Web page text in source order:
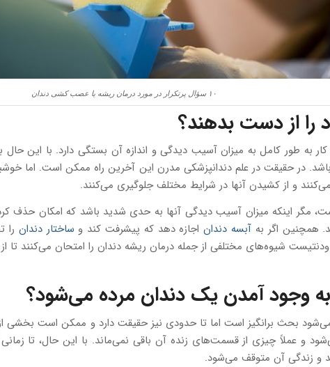
۱۰ سؤال پرتکرار در مورد درمان ریشه یا عصب کشی دندان
را از دست بدهند؟
کار به طور کامل به میزان آسیب دیدگی و اندازه آن بستگی دارد. با
در حقیقت در علم دندانپزشکی مدرن این آخرین راه ممکن است. اما
و از کشیدن آنها در شرایط مختلف جلوگیری می‌کنند.
مگر اینکه میزان آسیب دیدگی آنها به حدی شدید باشد که امکان حذف
همچنین اگر به آبسه دنداناجازه دهد که پیشرفت کند و ساختار دندان را
شیوه‌های مختلفی از جمله درمان ریشه دندان را امتحان می‌کنند تا
به وجود آمدن یک دندان مرده می‌شود؟
بحث برانگیز است اما تا حدودی نیز حقیقت دارد و ممکن است
و عملاً چیزی از قسمت‌های زنده آن باقی نمی‌ماند. با این حال، تا
و زندگی آن متوقف می‌شود.